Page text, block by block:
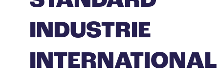
INDUSTRIE
INTERNATIONAL